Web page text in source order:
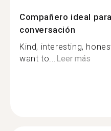
Compañero ideal
conversación
Kind, interesting,
want to...Leer más